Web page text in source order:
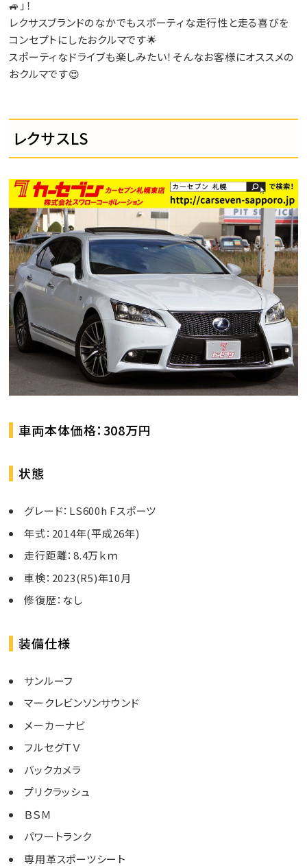
🚙」！
レクサスブランドのなかでもスポーティな走行性と走る喜びを
コンセプトにしたおクルマです🌟
スポーティなドライブも楽しみたい！そんなお客様にオススメの
おクルマです😍
レクサスLS
車両本体価格：308万円
状態
グレード：LS600h Fスポーツ
年式：2014年(平成26年)
走行距離：8.4万ｋｍ
車検：2023(R5)年10月
修復歴：なし
装備仕様
サンルーフ
マークレビンソンサウンド
メーカーナビ
フルセグＴＶ
バックカメラ
プリクラッシュ
ＢＳＭ
パワートランク
専用革スポーツシート